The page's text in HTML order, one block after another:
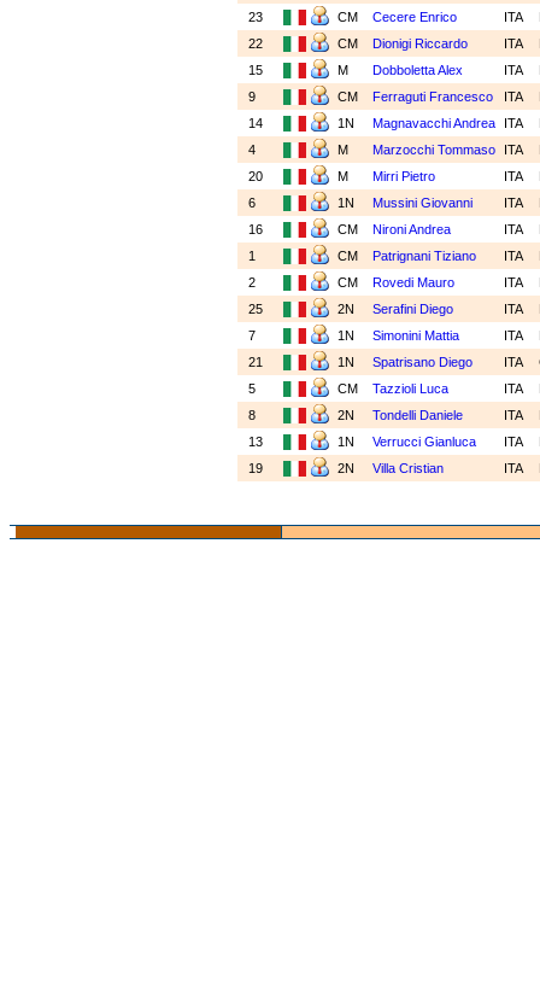
23
CM Cecere Enrico ITA
22
CM Dionigi Riccardo ITA
15
M Dobboletta Alex ITA
9
CM Ferraguti Francesco ITA
14
1N Magnavacchi Andrea ITA
4
M Marzocchi Tommaso ITA
20
M Mirri Pietro ITA
6
1N Mussini Giovanni ITA
16
CM Nironi Andrea ITA
1
CM Patrignani Tiziano ITA
2
CM Rovedi Mauro ITA
25
2N Serafini Diego ITA
7
1N Simonini Mattia ITA
21
1N Spatrisano Diego ITA
5
CM Tazzioli Luca ITA
8
2N Tondelli Daniele ITA
13
1N Verrucci Gianluca ITA
19
2N Villa Cristian ITA